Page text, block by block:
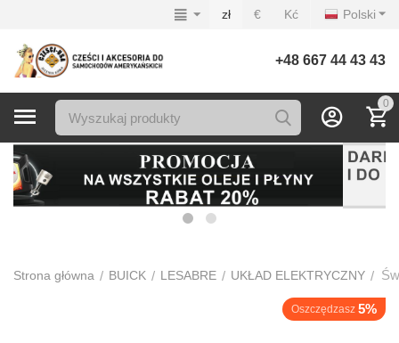
Polski
zł € Kć
+48 667 44 43 43
0
Strona główna / BUICK / LESABRE / UKŁAD ELEKTRYCZNY /
Oszczędzasz 5%